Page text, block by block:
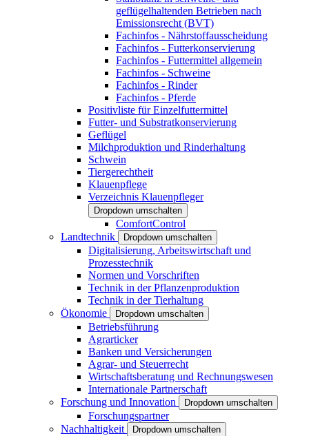
geflügelhaltenden Betrieben nach
Emissionsrecht (BVT)
Fachinfos - Nährstoffausscheidung
Fachinfos - Futterkonservierung
Fachinfos - Futtermittel allgemein
Fachinfos - Schweine
Fachinfos - Rinder
Fachinfos - Pferde
Positivliste für Einzelfuttermittel
Futter- und Substratkonservierung
Geflügel
Milchproduktion und Rinderhaltung
Schwein
Tiergerechtheit
Klauenpflege
Verzeichnis Klauenpfleger
Dropdown umschalten
ComfortControl
Landtechnik
Dropdown umschalten
Digitalisierung, Arbeitswirtschaft und
Prozesstechnik
Normen und Vorschriften
Technik in der Pflanzenproduktion
Technik in der Tierhaltung
Ökonomie
Dropdown umschalten
Betriebsführung
Agrarticker
Banken und Versicherungen
Agrar- und Steuerrecht
Wirtschaftsberatung und Rechnungswesen
Internationale Partnerschaft
Forschung und Innovation
Dropdown umschalten
Forschungspartner
Nachhaltigkeit
Dropdown umschalten